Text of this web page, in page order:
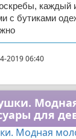
каждый
с бутиками
2019 06:40
для